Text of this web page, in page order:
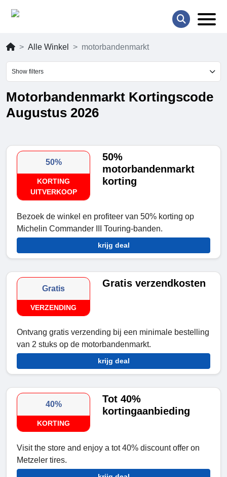
Alle Winkel motorbandenmarkt
Show filters
Motorbandenmarkt Kortingscode
Augustus 2026
50%
KORTING
UITVERKOOP
50%
motorbandenmarkt
korting
Bezoek de winkel en profiteer van 50% korting op
Michelin Commander III Touring-banden.
krijg deal
Gratis
VERZENDING
Gratis verzendkosten
Ontvang gratis verzending bij een minimale bestelling
van 2 stuks op de motorbandenmarkt.
krijg deal
40%
KORTING
Tot 40%
kortingaanbieding
Visit the store and enjoy a tot 40% discount offer on
Metzeler tires.